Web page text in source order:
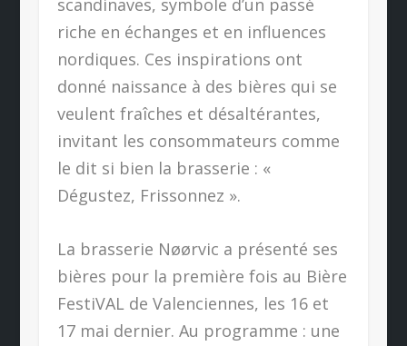
scandinaves, symbole d’un passé
riche en échanges et en influences
nordiques. Ces inspirations ont
donné naissance à des bières qui se
veulent fraîches et désaltérantes,
invitant les consommateurs comme
le dit si bien la brasserie : «
Dégustez, Frissonnez ».
La brasserie Nøørvic a présenté ses
bières pour la première fois au Bière
FestiVAL de Valenciennes, les 16 et
17 mai dernier. Au programme : une